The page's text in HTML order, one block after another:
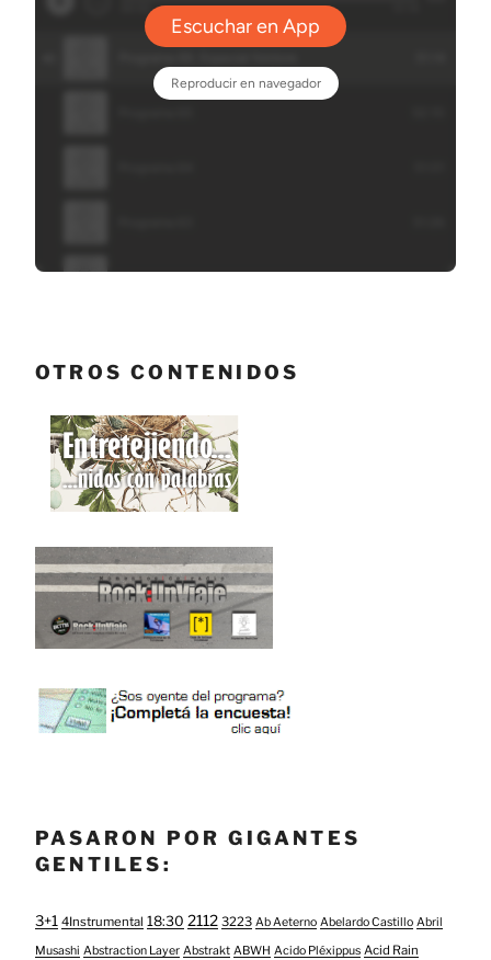
OTROS CONTENIDOS
PASARON POR GIGANTES
GENTILES:
3+1 4Instrumental 18:30 2112 3223 Ab Aeterno Abelardo Castillo Abril
Musashi Abstraction Layer Abstrakt ABWH Acido Pléxippus Acid Rain